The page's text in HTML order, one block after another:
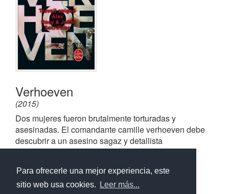
Para ofrecerle una mejor experiencia, este
sitio web usa cookies.
Leer más...
Verhoeven
(2015)
Dos mujeres fueron brutalmente torturadas y
asesinadas. El comandante camille verhoeven debe
descubrir a un asesino sagaz y detallista